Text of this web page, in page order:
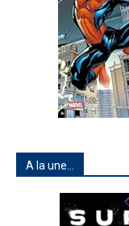
A la une…